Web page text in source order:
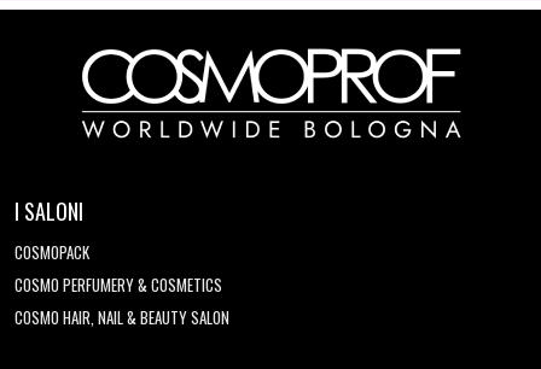
I SALONI
COSMOPACK
COSMO PERFUMERY & COSMETICS
COSMO HAIR, NAIL & BEAUTY SALON